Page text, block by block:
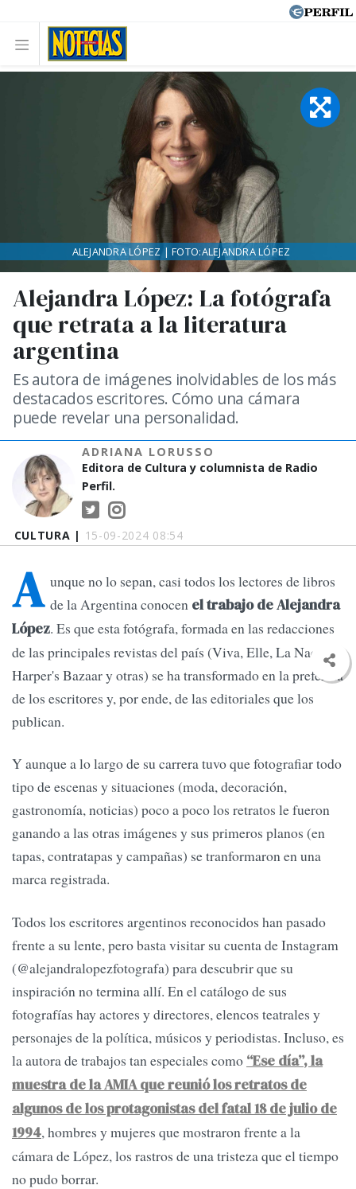
CULTURA | 15-09-2024 08:54
Alejandra López: La fotógrafa
que retrata a la literatura
argentina
Es autora de imágenes inolvidables de los más
destacados escritores. Cómo una cámara
puede revelar una personalidad.
ADRIANA LORUSSO
Editora de Cultura y columnista de Radio
Perfil.
ALEJANDRA LÓPEZ | FOTO:ALEJANDRA LÓPEZ
A unque no lo sepan, casi todos los lectores de libros
de la Argentina conocen el trabajo de Alejandra
López. Es que esta fotógrafa, formada en las redacciones
de las principales revistas del país (Viva, Elle, La Nación,
Harper's Bazaar y otras) se ha transformado en la preferida
de los escritores y, por ende, de las editoriales que los
publican.
Y aunque a lo largo de su carrera tuvo que fotografiar todo
tipo de escenas y situaciones (moda, decoración,
gastronomía, noticias) poco a poco los retratos le fueron
ganando a las otras imágenes y sus primeros planos (en
tapas, contratapas y campañas) se tranformaron en una
marca registrada.
Todos los escritores argentinos reconocidos han pasado
frente a su lente, pero basta visitar su cuenta de Instagram
(@alejandralopezfotografa) para descubrir que su
inspiración no termina allí. En el catálogo de sus
fotografías hay actores y directores, elencos teatrales y
personajes de la política, músicos y periodistas. Incluso, es
la autora de trabajos tan especiales como “Ese día”, la
muestra de la AMIA que reunió los retratos de
algunos de los protagonistas del fatal 18 de julio de
1994, hombres y mujeres que mostraron frente a la
cámara de López, los rastros de una tristeza que el tiempo
no pudo borrar.